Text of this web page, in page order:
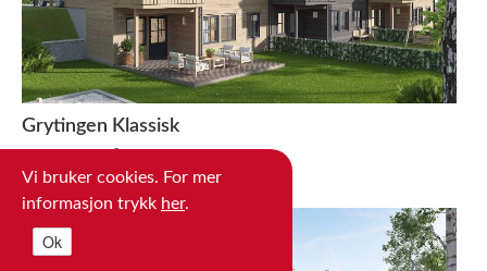
Grytingen Klassisk
Soverom: 3
Vi bruker cookies. For mer
informasjon trykk her.
Ok